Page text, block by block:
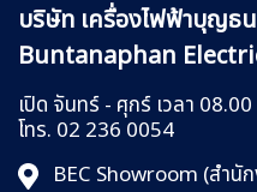
บริษัท เครื่องไฟฟ้าบุญธ
Buntanaphan
เปิด จันทร์ - ศุกร์ เวลา
โทร. 02 236 0054
BEC Showroom (สำนั